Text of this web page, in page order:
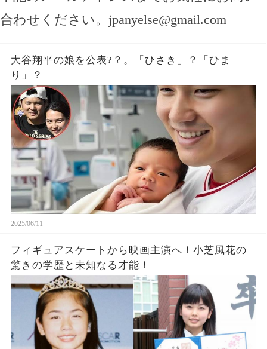
合わせください。 jpanyelse@gmail.com
大谷翔平の娘を公表?？。「ひさき」？「ひま
り」？
2025/06/11
フィギュアスケートから映画主演へ！小芝風花の
驚きの学歴と未知なる才能！